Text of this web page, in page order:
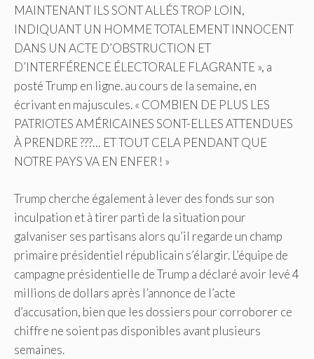
MAINTENANT ILS SONT ALLÉS TROP LOIN,
INDIQUANT UN HOMME TOTALEMENT INNOCENT
DANS UN ACTE D’OBSTRUCTION ET
D’INTERFÉRENCE ÉLECTORALE FLAGRANTE », a
posté Trump en ligne. au cours de la semaine, en
écrivant en majuscules. « COMBIEN DE PLUS LES
PATRIOTES AMÉRICAINES SONT-ELLES ATTENDUES
À PRENDRE ???… ET TOUT CELA PENDANT QUE
NOTRE PAYS VA EN ENFER ! »
Trump cherche également à lever des fonds sur son
inculpation et à tirer parti de la situation pour
galvaniser ses partisans alors qu’il regarde un champ
primaire présidentiel républicain s’élargir. L’équipe de
campagne présidentielle de Trump a déclaré avoir levé 4
millions de dollars après l’annonce de l’acte
d’accusation, bien que les dossiers pour corroborer ce
chiffre ne soient pas disponibles avant plusieurs
semaines.